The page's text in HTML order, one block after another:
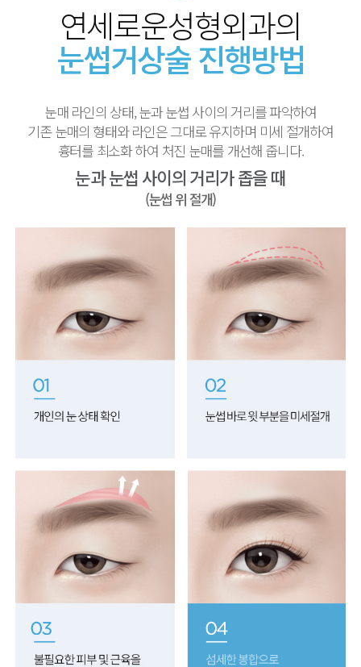
연세로운성형외과의
눈썹거상술 진행방법
눈매 라인의 상태, 눈과 눈썹 사이의 거리를 파악하여
기존 눈매의 형태와 라인은 그대로 유지하며 미세 절개하여
흉터를 최소화 하여 처진 눈매를 개선해 줍니다.
눈과 눈썹 사이의 거리가 좁을 때
(눈썹 위 절개)